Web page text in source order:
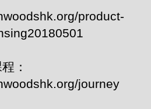
product-
：
journey